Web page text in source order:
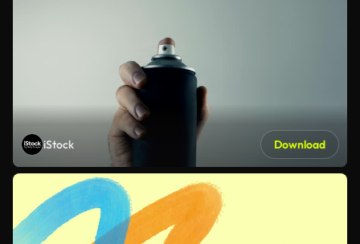
iStock Download